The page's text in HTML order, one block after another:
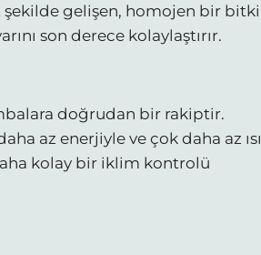
şekilde gelişen, homojen bir bitki
son derece kolaylaştırır.
doğrudan bir rakiptir.
az enerjiyle ve çok daha az ısı
kolay bir iklim kontrolü